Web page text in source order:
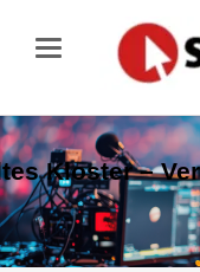
Kloster –